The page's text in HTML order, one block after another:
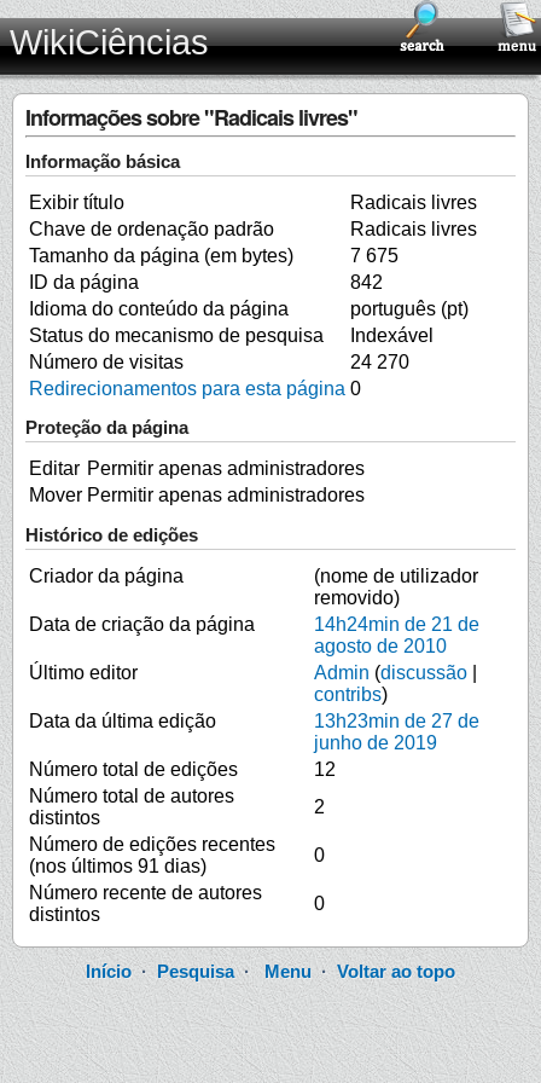
WikiCiências
Informações sobre "Radicais livres"
Informação básica
Exibir título
Radicais livres
Chave de ordenação padrão
Radicais livres
Tamanho da página (em bytes)
7 675
ID da página
842
Idioma do conteúdo da página
português (pt)
Status do mecanismo de pesquisa
Indexável
Número de visitas
24 270
Redirecionamentos para esta página 0
Proteção da página
Editar Permitir apenas administradores
Mover Permitir apenas administradores
Histórico de edições
Criador da página
(nome de utilizador
removido)
Data de criação da página
14h24min de 21 de
agosto de 2010
Último editor
Admin (discussão
contribs)
Data da última edição
13h23min de 27 de
junho de 2019
Número total de edições
12
Número total de autores
distintos
2
Número de edições recentes
(nos últimos 91 dias)
0
Número recente de autores
distintos
0
Início· Pesquisa·Menu ·Voltar ao topo